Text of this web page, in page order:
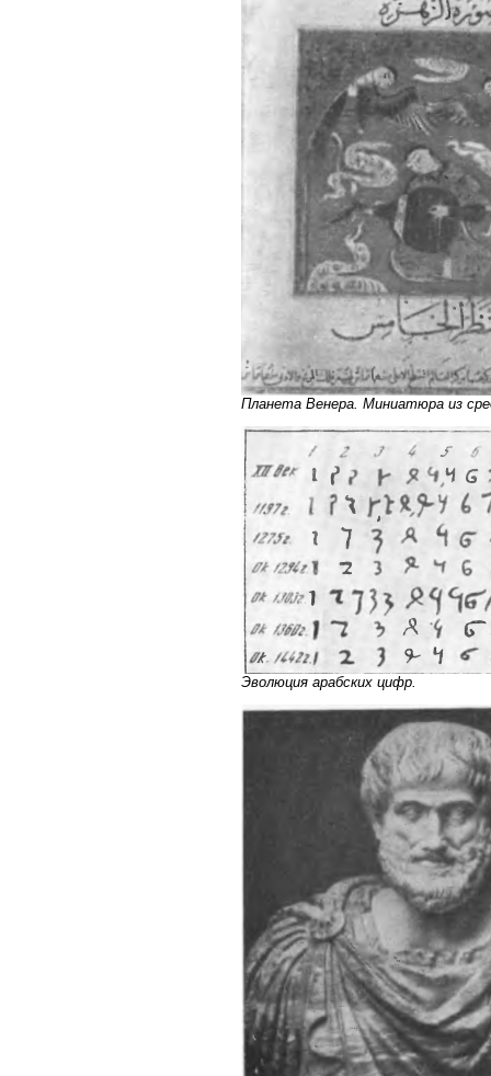
Планета Венера. Миниатюра из
Эволюция арабских цифр.